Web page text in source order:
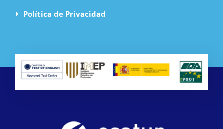
Política de Privacidad